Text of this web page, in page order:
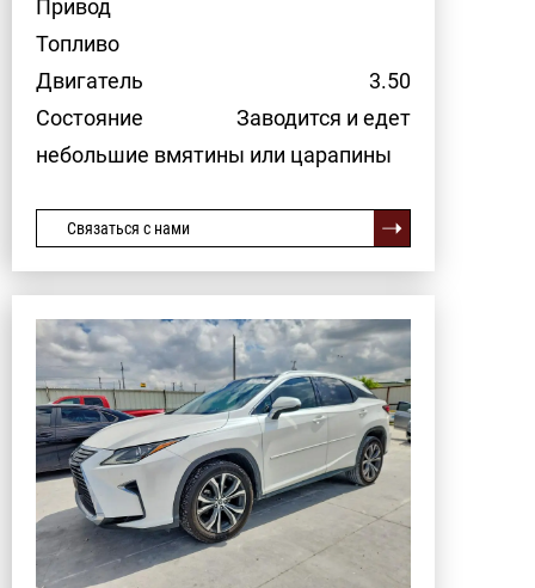
Привод
Топливо
Двигатель
3.50
Состояние
Заводится и едет
небольшие вмятины или царапины
Связаться с нами